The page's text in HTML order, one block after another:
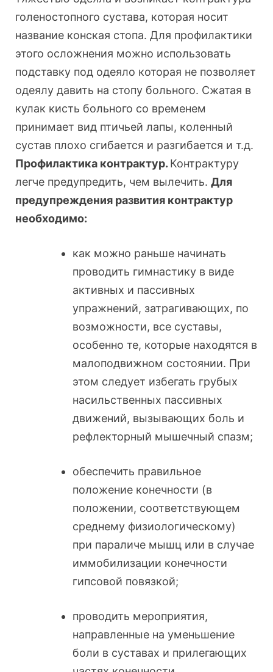
голеностопного сустава, которая носит
название конская стопа. Для профилактики
этого осложнения можно использовать
подставку под одеяло которая не позволяет
одеялу давить на стопу больного. Сжатая в
кулак кисть больного со временем
принимает вид птичьей лапы, коленный
сустав плохо сгибается и разгибается и т.д.
Профилактика контрактур. Контрактуру
легче предупредить, чем вылечить. Для
предупреждения развития контрактур
необходимо:
как можно раньше начинать
проводить гимнастику в виде
активных и пассивных
упражнений, затрагивающих, по
возможности, все суставы,
особенно те, которые находятся в
малоподвижном состоянии. При
этом следует избегать грубых
насильственных пассивных
движений, вызывающих боль и
рефлекторный мышечный спазм;
обеспечить правильное
положение конечности (в
положении, соответствующем
среднему физиологическому)
при параличе мышц или в случае
иммобилизации конечности
гипсовой повязкой;
проводить мероприятия,
направленные на уменьшение
боли в суставах и прилегающих